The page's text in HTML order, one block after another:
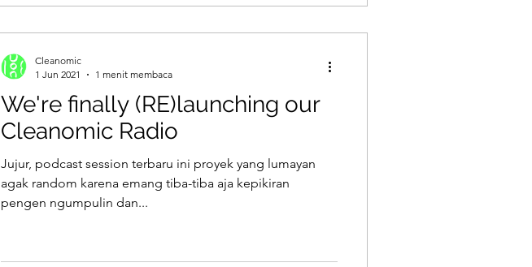
We're finally (RE)launching our
Cleanomic Radio
Jujur, podcast session terbaru ini proyek yang lumayan
agak random karena emang tiba-tiba aja kepikiran
pengen ngumpulin dan...
Cleanomic
1 Jun 2021
1 menit membaca